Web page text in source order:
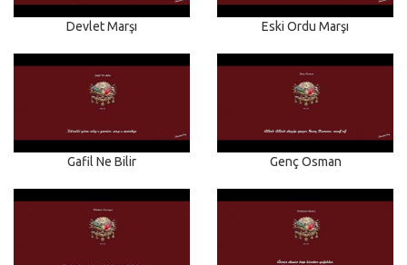
Devlet Marşı Eski Ordu Marşı
Gafil Ne Bilir Genç Osman